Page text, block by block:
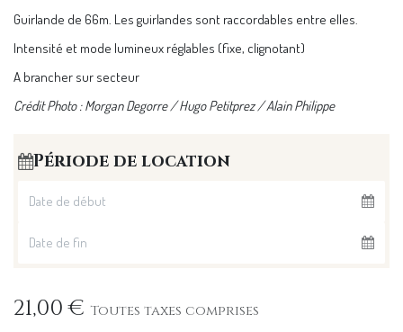
Guirlande de 66m. Les guirlandes sont raccordables entre elles.
Intensité et mode lumineux réglables (fixe, clignotant)
A brancher sur secteur
Crédit Photo : Morgan Degorre / Hugo Petitprez / Alain Philippe
Période de location
21,00€ Toutes taxes comprises